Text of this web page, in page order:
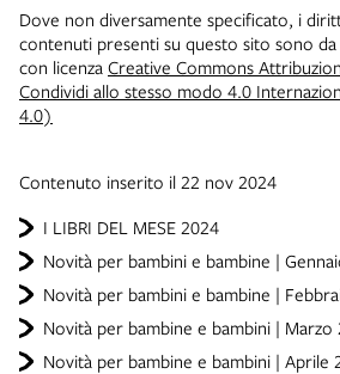
I LIBRI DEL MESE 2024
Novità per bambini e bambine |
Novità per bambini e bambine |
Novità per bambine e bambini | Marzo
Novità per bambine e bambini | Aprile
Dove non diversamente specificato, i
contenuti presenti su questo sito sono
con licenza Creative Commons
Condividi allo stesso modo 4.0
4.0)
Contenuto inserito il 22 nov 2024